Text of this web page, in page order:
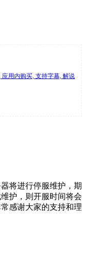
用内购买, 支持字幕, 解说
将进行停服维护，期
护，则开服时间将会
感谢大家的支持和理